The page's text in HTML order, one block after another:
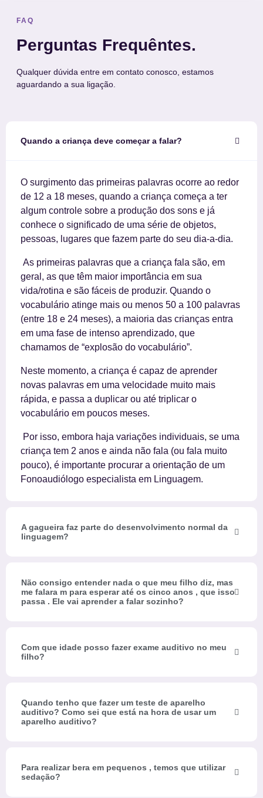
FAQ
Perguntas Frequêntes.
Qualquer dúvida entre em contato conosco, estamos
aguardando a sua ligação.
Quando a criança deve começar a falar?
O surgimento das primeiras palavras ocorre ao redor
de 12 a 18 meses, quando a criança começa a ter
algum controle sobre a produção dos sons e já
conhece o significado de uma série de objetos,
pessoas, lugares que fazem parte do seu dia-a-dia.
As primeiras palavras que a criança fala são, em
geral, as que têm maior importância em sua
vida/rotina e são fáceis de produzir. Quando o
vocabulário atinge mais ou menos 50 a 100 palavras
(entre 18 e 24 meses), a maioria das crianças entra
em uma fase de intenso aprendizado, que
chamamos de “explosão do vocabulário”.
Neste momento, a criança é capaz de aprender
novas palavras em uma velocidade muito mais
rápida, e passa a duplicar ou até triplicar o
vocabulário em poucos meses.
Por isso, embora haja variações individuais, se uma
criança tem 2 anos e ainda não fala (ou fala muito
pouco), é importante procurar a orientação de um
Fonoaudiólogo especialista em Linguagem.
A gagueira faz parte do desenvolvimento normal da
linguagem?
Não consigo entender nada o que meu filho diz, mas
me falara m para esperar até os cinco anos , que isso
passa . Ele vai aprender a falar sozinho?
Com que idade posso fazer exame auditivo no meu
filho?
Quando tenho que fazer um teste de aparelho
auditivo? Como sei que está na hora de usar um
aparelho auditivo?
Para realizar bera em pequenos , temos que utilizar
sedação?